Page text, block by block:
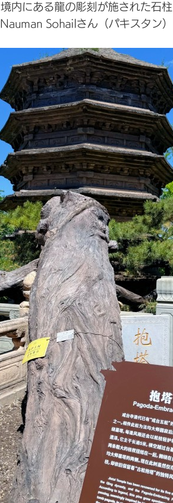
境内にある龍の彫刻が施された石柱
Nauman Sohailさん（パキスタン）